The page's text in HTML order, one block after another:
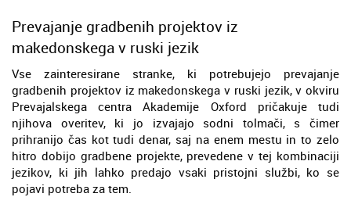
Prevajanje gradbenih projektov iz
makedonskega v ruski jezik
Vse zainteresirane stranke, ki potrebujejo prevajanje
gradbenih projektov iz makedonskega v ruski jezik, v okviru
Prevajalskega centra Akademije Oxford pričakuje tudi
njihova overitev, ki jo izvajajo sodni tolmači, s čimer
prihranijo čas kot tudi denar, saj na enem mestu in to zelo
hitro dobijo gradbene projekte, prevedene v tej kombinaciji
jezikov, ki jih lahko predajo vsaki pristojni službi, ko se
pojavi potreba za tem.